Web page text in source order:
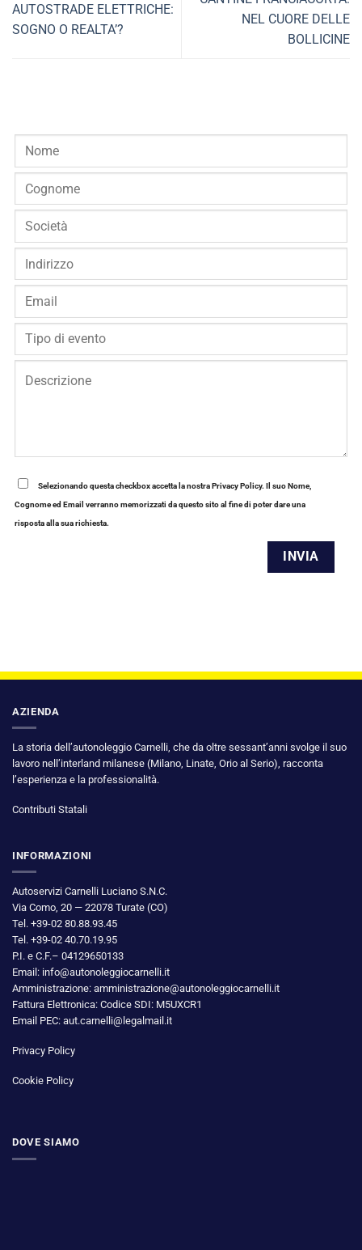
AUTOSTRADE ELETTRICHE:
SOGNO O REALTA’?
NEL CUORE DELLE
BOLLICINE
Selezionando questa checkbox accetta la nostra Privacy Policy. Il suo Nome,
Cognome ed Email verranno memorizzati da questo sito al fine di poter dare una
risposta alla sua richiesta.
AZIENDA
La storia dell’autonoleggio Carnelli, che da oltre sessant’anni svolge il suo
lavoro nell’interland milanese (Milano, Linate, Orio al Serio), racconta
l’esperienza e la professionalità.
Contributi Statali
INFORMAZIONI
Autoservizi Carnelli Luciano S.N.C.
Via Como, 20 — 22078 Turate (CO)
Tel. +39-02 80.88.93.45
Tel. +39-02 40.70.19.95
P.I. e C.F.– 04129650133
Email: info@autonoleggiocarnelli.it
Amministrazione: amministrazione@autonoleggiocarnelli.it
Fattura Elettronica: Codice SDI: M5UXCR1
Email PEC: aut.carnelli@legalmail.it
Privacy Policy
Cookie Policy
DOVE SIAMO